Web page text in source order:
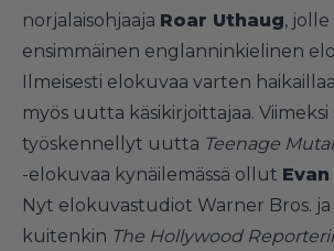
norjalaisohjaaja Roar Uthaug,
ensimmäinen englanninkielinen
Ilmeisesti elokuvaa varten
myös uutta käsikirjoittajaa. Viimeksi
työskennellyt uutta Teenage
-elokuvaa kynäilemässä ollut
Nyt elokuvastudiot Warner Bros. ja
kuitenkin The Hollywood